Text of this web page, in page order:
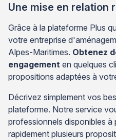
Une mise en relation
Grâce à la plateforme Plus
votre entreprise
Alpes-Maritimes. Obtenez
engagement en quelques
propositions adaptées à
Décrivez simplement vos
plateforme. Notre service
professionnels disponibles
rapidement plusieurs